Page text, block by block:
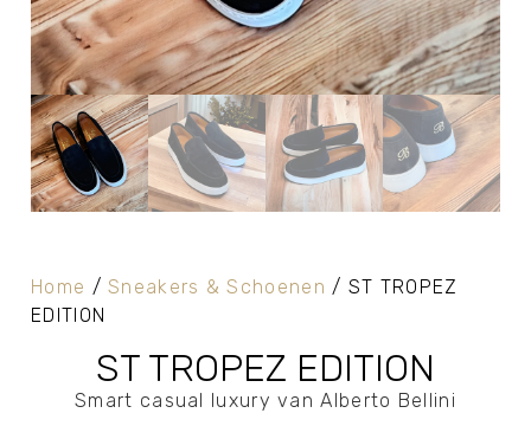
Home /Sneakers & Schoenen / ST TROPEZ
EDITION
ST TROPEZ EDITION
Smart casual luxury van Alberto Bellini